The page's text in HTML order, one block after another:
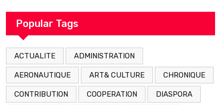
arrestation
Popular Tags
ACTUALITE ADMINISTRATION
AERONAUTIQUE ART& CULTURE CHRONIQUE
CONTRIBUTION COOPERATION DIASPORA